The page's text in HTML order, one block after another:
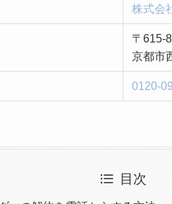
株式会
〒615-
京都市
0120-
目次